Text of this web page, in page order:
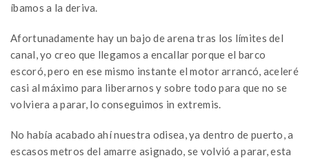
íbamos a la deriva.
Afortunadamente hay un bajo de arena tras los límites del
canal, yo creo que llegamos a encallar porque el barco
escoró, pero en ese mismo instante el motor arrancó, aceleré
casi al máximo para liberarnos y sobre todo para que no se
volviera a parar, lo conseguimos in extremis.
No había acabado ahí nuestra odisea, ya dentro de puerto, a
escasos metros del amarre asignado, se volvió a parar, esta